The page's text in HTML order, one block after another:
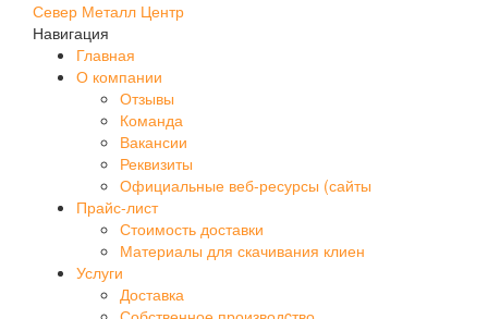
Север Металл Центр
Навигация
Главная
О компании
Отзывы
Команда
Вакансии
Реквизиты
Официальные веб-ресурсы (сайты
Прайс-лист
Стоимость доставки
Материалы для скачивания клиен
Услуги
Доставка